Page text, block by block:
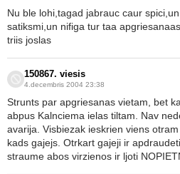
Nu ble lohi,tagad jabrauc caur
satiksmi,un nifiga tur taa
triis joslas
150867. viesis
4.decembris 2004 23:38
Strunts par apgriesanas vietam, bet
abpus Kalnciema ielas tiltam. Nav
avarija. Visbiezak ieskrien viens
kads gajejs. Otrkart gajeji ir
straume abos virzienos ir ljoti